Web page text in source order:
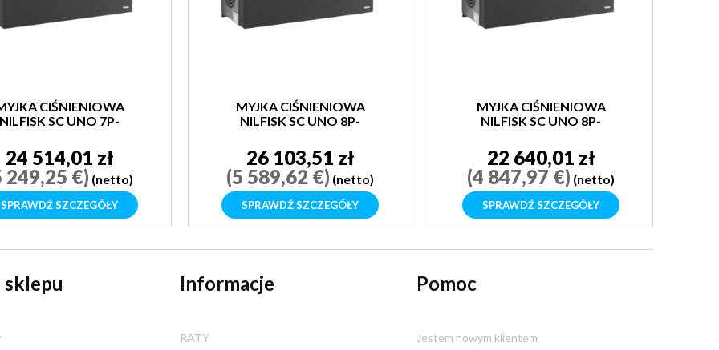
CIŚNIENIOWA
NILFISK SC UNO 7P-
24 514,01 zł
249,25 €) (netto)
SPRAWDŹ SZCZEGÓŁY
MYJKA CIŚNIENIOWA
NILFISK SC UNO 8P-
26 103,51 zł
(5 589,62 €) (netto)
SPRAWDŹ SZCZEGÓŁY
MYJKA CIŚNIENIOWA
NILFISK SC UNO 8P-
22 640,01 zł
(4 847,97 €) (netto)
SPRAWDŹ SZCZEGÓŁY
sklepu Informacje
RATY
Pomoc
Jestem nowym klientem